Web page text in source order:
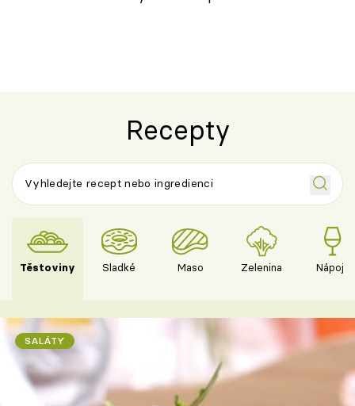
Recepty
Těstoviny Sladké Maso Zelenina Nápoje
SALÁTY